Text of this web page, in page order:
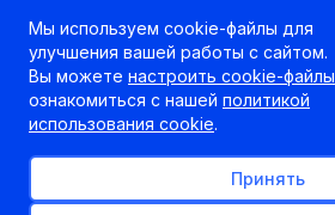
Мы используем cookie-файлы для
улучшения вашей работы с сайтом.
Вы можете настроить cookie-файлы
ознакомиться с нашей политикой
использования cookie.
Принять